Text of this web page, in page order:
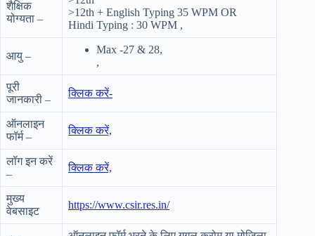
शैक्षिक
योग्यता –
>12th + English Typing 35 WPM OR
Hindi Typing : 30 WPM ,
आयु –
Max -27 & 28,
,
पूरी
जानकारी –
क्लिक करें-
ऑनलाइन
फॉर्म –
क्लिक करें,
लॉग इन करें
–
क्लिक करें,
मुख्य
वेबसाइट
https://www.csir.res.in/